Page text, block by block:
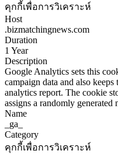
คุกกี้เพื่อการวิเคราะห์
Host
.bizmatchingnews.com
Duration
1 Year
Description
Google Analytics sets this
campaign data and also
analytics report. The cookie
assigns a randomly
Name
_ga_
Category
คุกกี้เพื่อการวิเคราะห์